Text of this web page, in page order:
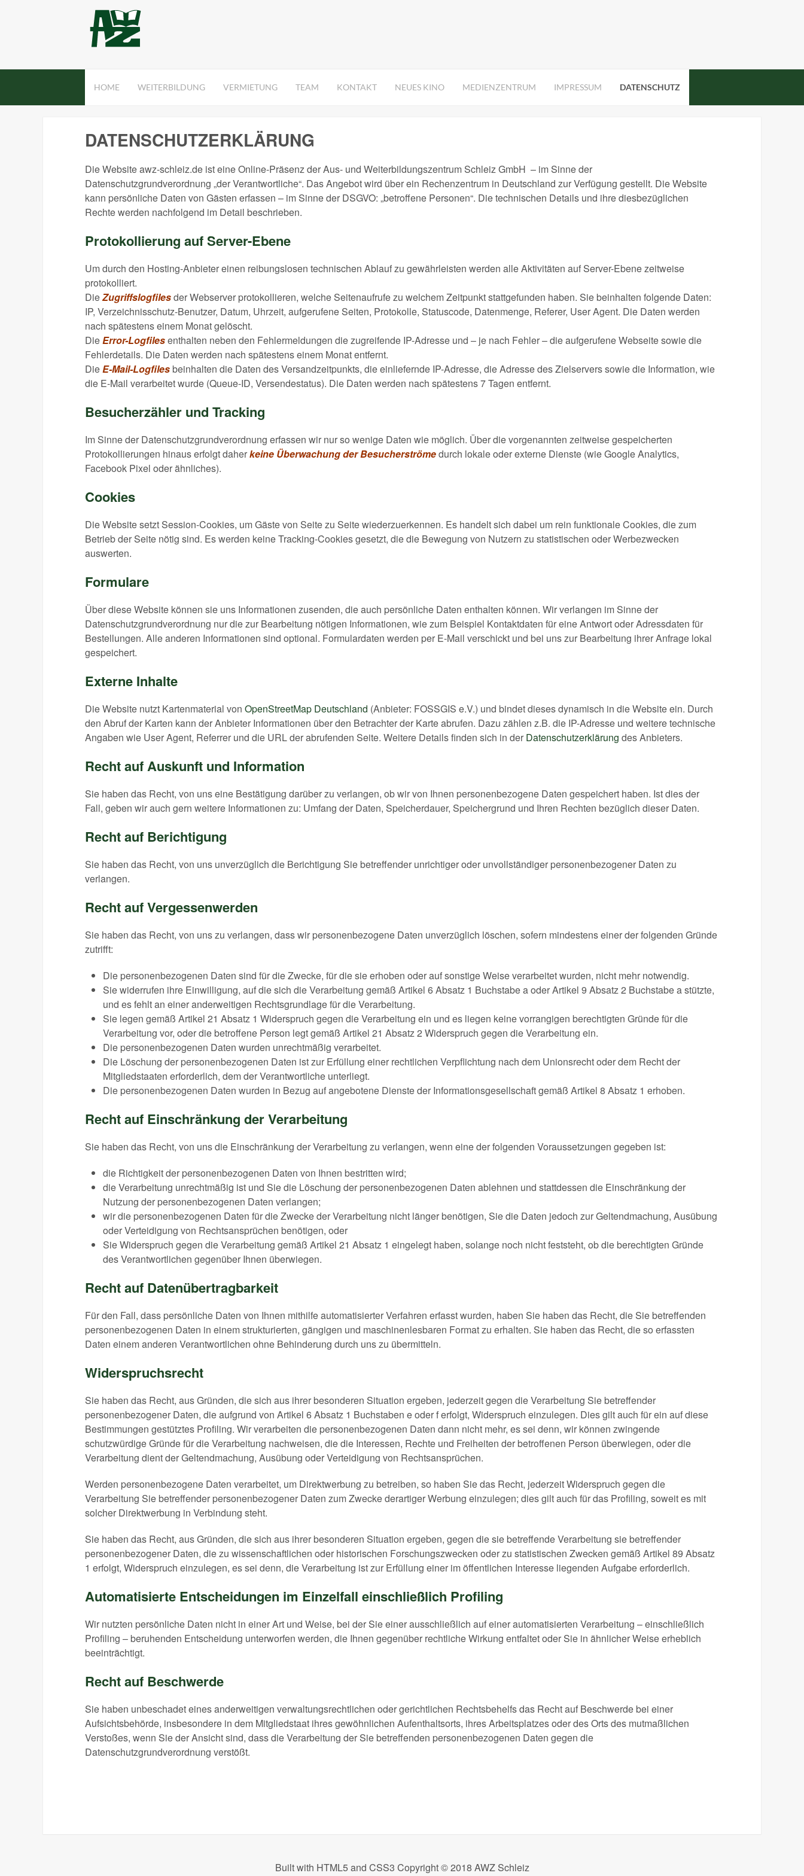
HOME WEITERBILDUNG VERMIETUNG TEAM KONTAKT NEUES KINO MEDIENZENTRUM IMPRESSUM DATENSCHUTZ
DATENSCHUTZERKLÄRUNG
Die Website awz-schleiz.de ist eine Online-Präsenz der Aus- und Weiterbildungszentrum Schleiz GmbH – im Sinne der
Datenschutzgrundverordnung „der Verantwortliche“. Das Angebot wird über ein Rechenzentrum in Deutschland zur Verfügung gestellt. Die Website
kann persönliche Daten von Gästen erfassen – im Sinne der DSGVO: „betroffene Personen“. Die technischen Details und ihre diesbezüglichen
Rechte werden nachfolgend im Detail beschrieben.
Protokollierung auf Server-Ebene
Um durch den Hosting-Anbieter einen reibungslosen technischen Ablauf zu gewährleisten werden alle Aktivitäten auf Server-Ebene zeitweise
protokolliert.
DieZugriffslogfilesder Webserver protokollieren, welche Seitenaufrufe zu welchem Zeitpunkt stattgefunden haben. Sie beinhalten folgende Daten:
IP, Verzeichnisschutz-Benutzer, Datum, Uhrzeit, aufgerufene Seiten, Protokolle, Statuscode, Datenmenge, Referer, User Agent. Die Daten werden
nach spätestens einem Monat gelöscht.
DieError-Logfilesenthalten neben den Fehlermeldungen die zugreifende IP-Adresse und – je nach Fehler – die aufgerufene Webseite sowie die
Fehlerdetails. Die Daten werden nach spätestens einem Monat entfernt.
DieE-Mail-Logfilesbeinhalten die Daten des Versandzeitpunkts, die einliefernde IP-Adresse, die Adresse des Zielservers sowie die Information, wie
die E-Mail verarbeitet wurde (Queue-ID, Versendestatus). Die Daten werden nach spätestens 7 Tagen entfernt.
Besucherzähler und Tracking
Im Sinne der Datenschutzgrundverordnung erfassen wir nur so wenige Daten wie möglich. Über die vorgenannten zeitweise gespeicherten
Protokollierungen hinaus erfolgt daherkeine Überwachung der Besucherströmedurch lokale oder externe Dienste (wie Google Analytics,
Facebook Pixel oder ähnliches).
Cookies
Die Website setzt Session-Cookies, um Gäste von Seite zu Seite wiederzuerkennen. Es handelt sich dabei um rein funktionale Cookies, die zum
Betrieb der Seite nötig sind. Es werden keine Tracking-Cookies gesetzt, die die Bewegung von Nutzern zu statistischen oder Werbezwecken
auswerten.
Formulare
Über diese Website können sie uns Informationen zusenden, die auch persönliche Daten enthalten können. Wir verlangen im Sinne der
Datenschutzgrundverordnung nur die zur Bearbeitung nötigen Informationen, wie zum Beispiel Kontaktdaten für eine Antwort oder Adressdaten für
Bestellungen. Alle anderen Informationen sind optional. Formulardaten werden per E-Mail verschickt und bei uns zur Bearbeitung ihrer Anfrage lokal
gespeichert.
Externe Inhalte
Die Website nutzt Kartenmaterial von OpenStreetMap Deutschland (Anbieter: FOSSGIS e.V.) und bindet dieses dynamisch in die Website ein. Durch
den Abruf der Karten kann der Anbieter Informationen über den Betrachter der Karte abrufen. Dazu zählen z.B. die IP-Adresse und weitere technische
Angaben wie User Agent, Referrer und die URL der abrufenden Seite. Weitere Details finden sich in der Datenschutzerklärung des Anbieters.
Recht auf Auskunft und Information
Sie haben das Recht, von uns eine Bestätigung darüber zu verlangen, ob wir von Ihnen personenbezogene Daten gespeichert haben. Ist dies der
Fall, geben wir auch gern weitere Informationen zu: Umfang der Daten, Speicherdauer, Speichergrund und Ihren Rechten bezüglich dieser Daten.
Recht auf Berichtigung
Sie haben das Recht, von uns unverzüglich die Berichtigung Sie betreffender unrichtiger oder unvollständiger personenbezogener Daten zu
verlangen.
Recht auf Vergessenwerden
Sie haben das Recht, von uns zu verlangen, dass wir personenbezogene Daten unverzüglich löschen, sofern mindestens einer der folgenden Gründe
zutrifft:
Die personenbezogenen Daten sind für die Zwecke, für die sie erhoben oder auf sonstige Weise verarbeitet wurden, nicht mehr notwendig.
Sie widerrufen ihre Einwilligung, auf die sich die Verarbeitung gemäß Artikel 6 Absatz 1 Buchstabe a oder Artikel 9 Absatz 2 Buchstabe a stützte,
und es fehlt an einer anderweitigen Rechtsgrundlage für die Verarbeitung.
Sie legen gemäß Artikel 21 Absatz 1 Widerspruch gegen die Verarbeitung ein und es liegen keine vorrangigen berechtigten Gründe für die
Verarbeitung vor, oder die betroffene Person legt gemäß Artikel 21 Absatz 2 Widerspruch gegen die Verarbeitung ein.
Die personenbezogenen Daten wurden unrechtmäßig verarbeitet.
Die Löschung der personenbezogenen Daten ist zur Erfüllung einer rechtlichen Verpflichtung nach dem Unionsrecht oder dem Recht der
Mitgliedstaaten erforderlich, dem der Verantwortliche unterliegt.
Die personenbezogenen Daten wurden in Bezug auf angebotene Dienste der Informationsgesellschaft gemäß Artikel 8 Absatz 1 erhoben.
Recht auf Einschränkung der Verarbeitung
Sie haben das Recht, von uns die Einschränkung der Verarbeitung zu verlangen, wenn eine der folgenden Voraussetzungen gegeben ist:
die Richtigkeit der personenbezogenen Daten von Ihnen bestritten wird;
die Verarbeitung unrechtmäßig ist und Sie die Löschung der personenbezogenen Daten ablehnen und stattdessen die Einschränkung der
Nutzung der personenbezogenen Daten verlangen;
wir die personenbezogenen Daten für die Zwecke der Verarbeitung nicht länger benötigen, Sie die Daten jedoch zur Geltendmachung, Ausübung
oder Verteidigung von Rechtsansprüchen benötigen, oder
Sie Widerspruch gegen die Verarbeitung gemäß Artikel 21 Absatz 1 eingelegt haben, solange noch nicht feststeht, ob die berechtigten Gründe
des Verantwortlichen gegenüber Ihnen überwiegen.
Recht auf Datenübertragbarkeit
Für den Fall, dass persönliche Daten von Ihnen mithilfe automatisierter Verfahren erfasst wurden, haben Sie haben das Recht, die Sie betreffenden
personenbezogenen Daten in einem strukturierten, gängigen und maschinenlesbaren Format zu erhalten. Sie haben das Recht, die so erfassten
Daten einem anderen Verantwortlichen ohne Behinderung durch uns zu übermitteln.
Widerspruchsrecht
Sie haben das Recht, aus Gründen, die sich aus ihrer besonderen Situation ergeben, jederzeit gegen die Verarbeitung Sie betreffender
personenbezogener Daten, die aufgrund von Artikel 6 Absatz 1 Buchstaben e oder f erfolgt, Widerspruch einzulegen. Dies gilt auch für ein auf diese
Bestimmungen gestütztes Profiling. Wir verarbeiten die personenbezogenen Daten dann nicht mehr, es sei denn, wir können zwingende
schutzwürdige Gründe für die Verarbeitung nachweisen, die die Interessen, Rechte und Freiheiten der betroffenen Person überwiegen, oder die
Verarbeitung dient der Geltendmachung, Ausübung oder Verteidigung von Rechtsansprüchen.
Werden personenbezogene Daten verarbeitet, um Direktwerbung zu betreiben, so haben Sie das Recht, jederzeit Widerspruch gegen die
Verarbeitung Sie betreffender personenbezogener Daten zum Zwecke derartiger Werbung einzulegen; dies gilt auch für das Profiling, soweit es mit
solcher Direktwerbung in Verbindung steht.
Sie haben das Recht, aus Gründen, die sich aus ihrer besonderen Situation ergeben, gegen die sie betreffende Verarbeitung sie betreffender
personenbezogener Daten, die zu wissenschaftlichen oder historischen Forschungszwecken oder zu statistischen Zwecken gemäß Artikel 89 Absatz
1 erfolgt, Widerspruch einzulegen, es sei denn, die Verarbeitung ist zur Erfüllung einer im öffentlichen Interesse liegenden Aufgabe erforderlich.
Automatisierte Entscheidungen im Einzelfall einschließlich Profiling
Wir nutzten persönliche Daten nicht in einer Art und Weise, bei der Sie einer ausschließlich auf einer automatisierten Verarbeitung – einschließlich
Profiling – beruhenden Entscheidung unterworfen werden, die Ihnen gegenüber rechtliche Wirkung entfaltet oder Sie in ähnlicher Weise erheblich
beeinträchtigt.
Recht auf Beschwerde
Sie haben unbeschadet eines anderweitigen verwaltungsrechtlichen oder gerichtlichen Rechtsbehelfs das Recht auf Beschwerde bei einer
Aufsichtsbehörde, insbesondere in dem Mitgliedstaat ihres gewöhnlichen Aufenthaltsorts, ihres Arbeitsplatzes oder des Orts des mutmaßlichen
Verstoßes, wenn Sie der Ansicht sind, dass die Verarbeitung der Sie betreffenden personenbezogenen Daten gegen die
Datenschutzgrundverordnung verstößt.
Built with HTML5 and CSS3 Copyright © 2018 AWZ Schleiz